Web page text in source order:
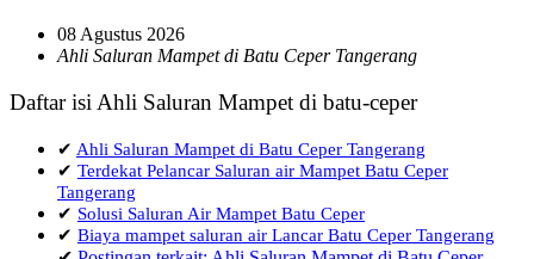
08 Agustus 2026
Ahli Saluran Mampet di Batu Ceper Tangerang
Daftar isi Ahli Saluran Mampet di batu-ceper
✔ Ahli Saluran Mampet di Batu Ceper Tangerang
✔ Terdekat Pelancar Saluran air Mampet Batu Ceper
Tangerang
✔ Solusi Saluran Air Mampet Batu Ceper
✔ Biaya mampet saluran air Lancar Batu Ceper Tangerang